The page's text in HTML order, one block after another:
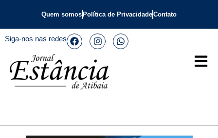
Quem somos Política de PrivacidadeContato
Siga-nos nas redes